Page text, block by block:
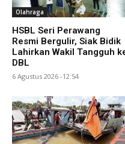
Olahraga
HSBL Seri Perawang
Resmi Bergulir, Siak Bidik
Lahirkan Wakil Tangguh
DBL
6 Agustus 2026 -12:54